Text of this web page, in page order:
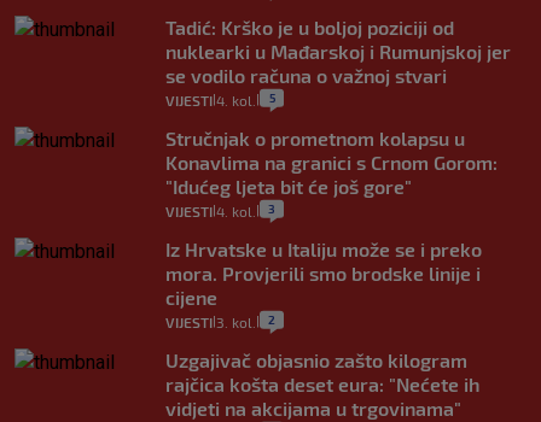
Tadić: Krško je u boljoj poziciji od
nuklearki u Mađarskoj i Rumunjskoj jer
se vodilo računa o važnoj stvari
VIJESTI 4. kol. 5
Stručnjak o prometnom kolapsu u
Konavlima na granici s Crnom Gorom:
"Idućeg ljeta bit će još gore"
VIJESTI 4. kol. 3
Iz Hrvatske u Italiju može se i preko
mora. Provjerili smo brodske linije i
cijene
VIJESTI 3. kol. 2
Uzgajivač objasnio zašto kilogram
rajčica košta deset eura: "Nećete ih
vidjeti na akcijama u trgovinama"